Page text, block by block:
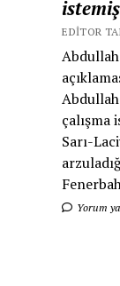
EDITOR
çalışma
Sarı-
Yorum